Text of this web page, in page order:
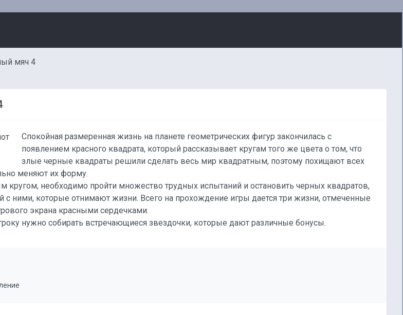
мяч 4
Спокойная размеренная жизнь на планете геометрических фигур закончилась с
появлением красного квадрата, который рассказывает кругам того же цвета о том, что
злые черные квадраты решили сделать весь мир квадратным, поэтому похищают всех
меняют их форму.
кругом, необходимо пройти множество трудных испытаний и остановить черных квадратов,
с ними, которые отнимают жизни. Всего на прохождение игры дается три жизни, отмеченные
экрана красными сердечками.
нужно собирать встречающиеся звездочки, которые дают различные бонусы.